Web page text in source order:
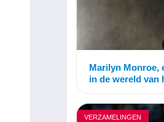
Marilyn Monroe,
in de wereld van
VERZAMELINGEN